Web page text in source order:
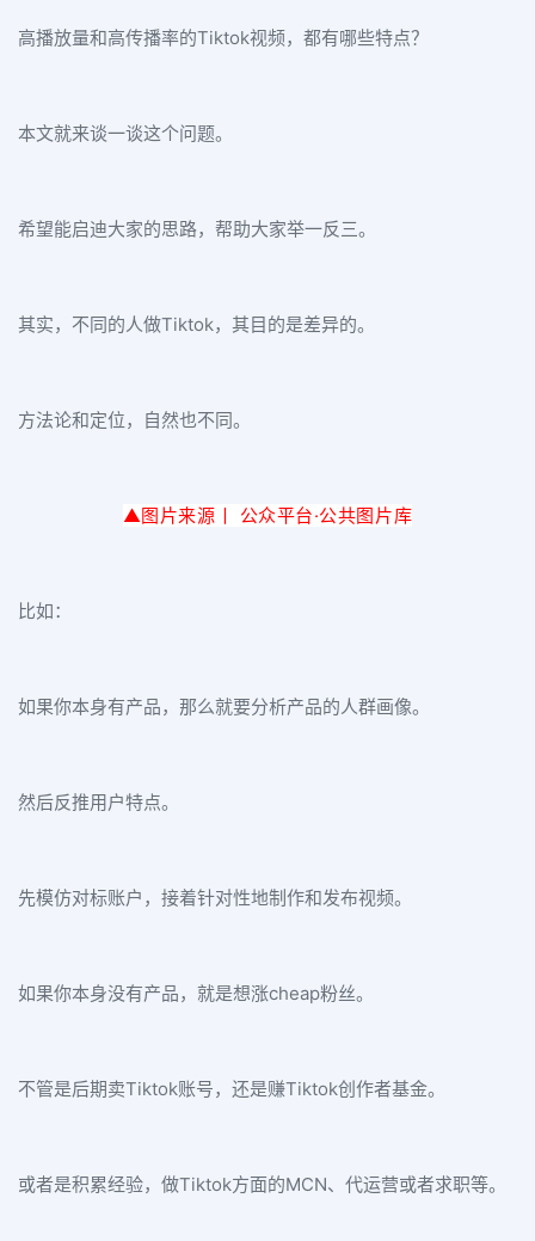
高播放量和高传播率的Tiktok视频，都有哪些特点？
本文就来谈一谈这个问题。
希望能启迪大家的思路，帮助大家举一反三。
其实，不同的人做Tiktok，其目的是差异的。
方法论和定位，自然也不同。
▲图片来源丨 公众平台·公共图片库
比如：
如果你本身有产品，那么就要分析产品的人群画像。
然后反推用户特点。
先模仿对标账户，接着针对性地制作和发布视频。
如果你本身没有产品，就是想涨cheap粉丝。
不管是后期卖Tiktok账号，还是赚Tiktok创作者基金。
或者是积累经验，做Tiktok方面的MCN、代运营或者求职等。